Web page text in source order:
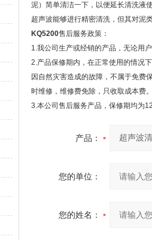
泥）简单清洁一下，以便延长清洗液
超声波能够进行精密清洗，但其对泥
KQ5200售后服务政策：
1.我公司生产或经销的产品，无论用
2.产品保修期内，在正常使用的情况
因自然灾害造成的故障，不属于免费
时维修，维修费免除，只收取成本费
3.本公司售后服务产品，保修期均为
产品：
您的单位：
您的姓名：